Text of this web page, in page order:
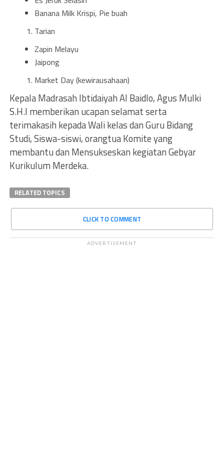
Banana Milk Krispi, Pie buah
Tarian
Zapin Melayu
Jaipong
Market Day (kewirausahaan)
Kepala Madrasah Ibtidaiyah Al Baidlo, Agus Mulki
S.H.I memberikan ucapan selamat serta
terimakasih kepada Wali kelas dan Guru Bidang
Studi, Siswa-siswi, orangtua Komite yang
membantu dan Mensukseskan kegiatan Gebyar
Kurikulum Merdeka.
RELATED TOPICS
CLICK TO COMMENT
ADVERTISEMENT